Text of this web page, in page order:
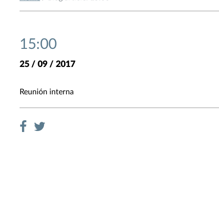
15:00
25 / 09 / 2017
Reunión interna